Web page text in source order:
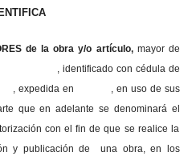
de la obra y/o artículo, mayor de
, identificado con cédula de
, expedida en , en uso de sus
que en adelante se denominará el
con el fin de que se realice la
y publicación de una obra, en los